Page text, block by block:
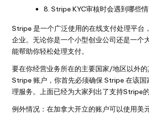
8. Stripe KYC审核时会遇到哪些
Stripe 是一个广泛使用的在线支付处理平台
企业。无论你是一个小型创业公司还是一个
能帮助你轻松处理支付。
要在你经营业务所在的主要国家/地区以外
Stripe 账户，你首先必须确保 Stripe 在该
理服务。上面已经为大家列出了支持Stripe
例外情况：在加拿大开立的账户可以使用美